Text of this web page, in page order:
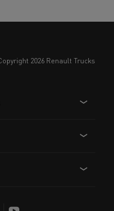
copyright 2026 Renault Trucks